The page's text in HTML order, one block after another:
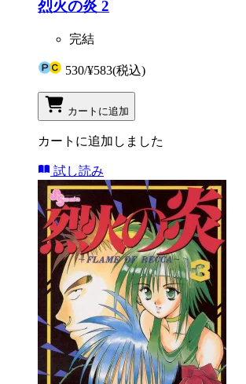
烈火の炎 2
完結
530/¥583(税込)
カートに追加
カートに追加しました
試し読み